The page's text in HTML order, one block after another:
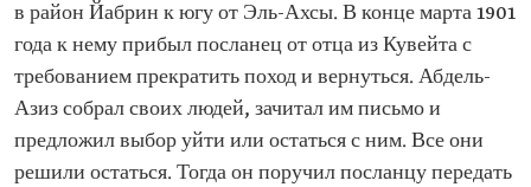
в район Йабрин к югу от Эль-Ахсы. В конце марта 1901
года к нему прибыл посланец от отца из Кувейта с
требованием прекратить поход и вернуться. Абдель-
Азиз собрал своих людей, зачитал им письмо и
предложил выбор уйти или остаться с ним. Все они
решили остаться. Тогда он поручил посланцу передать